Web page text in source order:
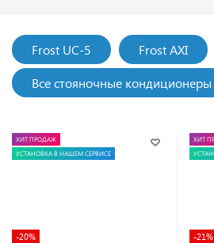
Frost UC-5 Frost AXI
Все стояночные кондиционеры
ХИТ ПРОДАЖ
УСТАНОВКА В НАШЕМ СЕРВИСЕ
-20%
ХИТ
-21%